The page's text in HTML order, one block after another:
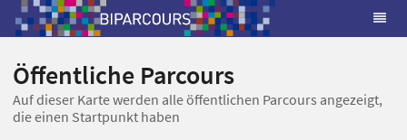
Öffentliche Parcours
Auf dieser Karte werden alle öffentlichen Parcours angezeigt,
die einen Startpunkt haben